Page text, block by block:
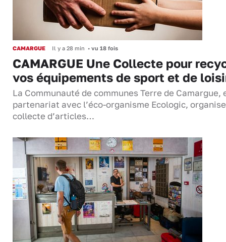
CAMARGUE Il y a 28 min • vu 18 fois
CAMARGUE Une Collecte pour
vos équipements de sport et de
La Communauté de communes Terre de Camargue,
partenariat avec l’éco-organisme Ecologic,
collecte d’articles…